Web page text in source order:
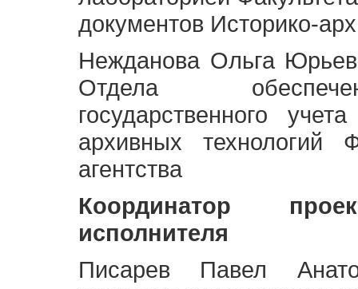
документов Историко-
Нежданова Ольга
Отдела
государственного
архивных технологий
агентства
Координатор
исполнителя
Писарев Павел